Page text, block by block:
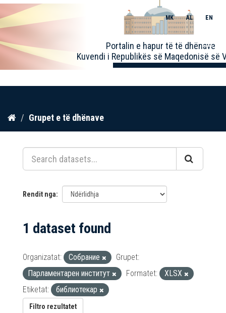
Kalo
përmbajtja
Portalin e hapur të të dhënave
Kuvendi i Republikës së Maqedonisë së
MK AL EN
Toggle
Grupet e të dhënave
Rendit nga
1 dataset found
Organizatat: Собрание
Grupet:
Парламентарен институт
Formatet:
XLSX
Etiketat:
библиотекар
Filtro rezultatet